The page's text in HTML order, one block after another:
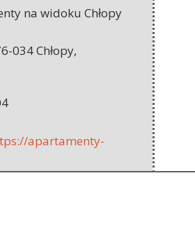
na widoku Chłopy
034 Chłopy,
apartamenty-